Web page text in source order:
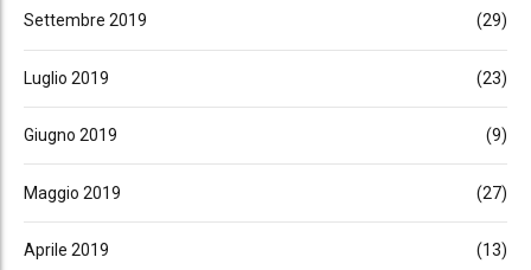
Settembre 2019 (29)
Luglio 2019 (23)
Giugno 2019 (9)
Maggio 2019 (27)
Aprile 2019 (13)